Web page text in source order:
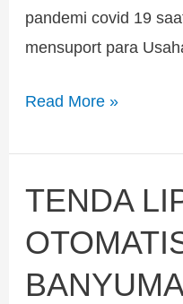
pandemi covid 19
mensuport para
Read More »
TENDA
TENDA
OTOMATIS
BANYUMAS